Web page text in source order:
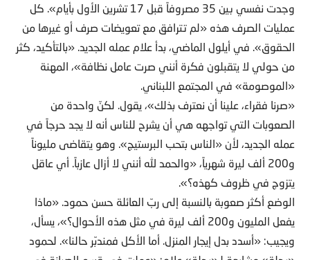
وجدت نفسي بين 35 مصروفاً قبل 17 تشرين الأول بأيام». كل
عمليات الصرف هذه «لم تترافق مع تعويضات صرف أو غيرها من
الحقوق». في أيلول الماضي، بدأ علام عمله الجديد. «بالتأكيد، كثر
من حولي لا يتقبلون فكرة أنني صرت عامل نظافة»، المهنة
«الموصومة» في المجتمع اللبناني.
«صرنا فقراء، علينا أن نعترف بذلك»، يقول. لكنّ واحدة من
الصعوبات التي تواجهه هي أن يشرح للناس أنه لا يجد حرجاً في
عمله الجديد، لأن «الناس بتحب البرستيج». وهو يتقاضى مليوناً
و200 ألف ليرة شهرياً، «والحمد لله أنني لا أزال عازباً. أي عاقل
يتزوج في ظروف كهذه؟».
الوضع أكثر صعوبة بالنسبة إلى ربّ العائلة حسن حمود. «ماذا
يفعل المليون و200 ألف ليرة في مثل هذه الأحوال؟»، يسأل،
ويجيب: «أسدد بدل إيجار المنزل. أما الأكل فمندبّر حالنا». لحمود